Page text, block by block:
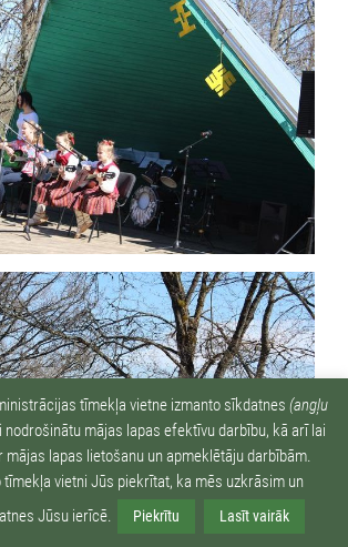
tīmekļa vietne izmanto sīkdatnes (angļu
nodrošinātu mājas lapas efektīvu darbību, kā arī lai
mājas lapas lietošanu un apmeklētāju darbībām.
vietni Jūs piekrītat, ka mēs uzkrāsim un
Jūsu ierīcē.
Piekrītu Lasīt vairāk